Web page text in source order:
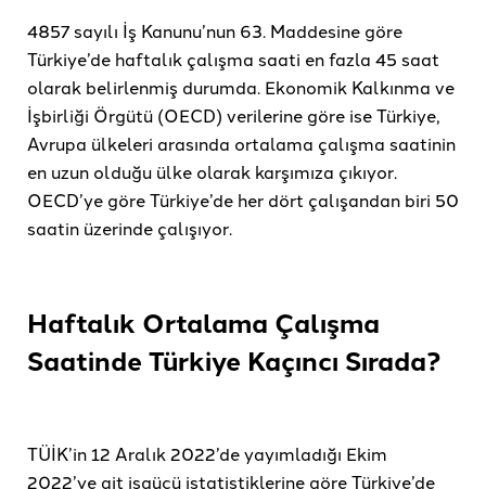
4857 sayılı İş Kanunu’nun 63. Maddesine göre
Türkiye’de haftalık çalışma saati en fazla 45 saat
olarak belirlenmiş durumda. Ekonomik Kalkınma ve
İşbirliği Örgütü (OECD) verilerine göre ise Türkiye,
Avrupa ülkeleri arasında ortalama çalışma saatinin
en uzun olduğu ülke olarak karşımıza çıkıyor.
OECD’ye göre Türkiye’de her dört çalışandan biri 50
saatin üzerinde çalışıyor.
Haftalık Ortalama Çalışma
Saatinde Türkiye Kaçıncı Sırada?
TÜİK’in 12 Aralık 2022’de yayımladığı Ekim
2022’ye ait işgücü istatistiklerine göre Türkiye’de